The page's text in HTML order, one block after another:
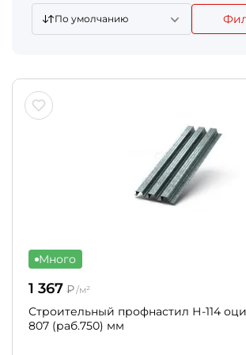
По умолчанию
Много
1 367 ₽/м²
Строительный профнастил Н-114
807 (раб.750) мм